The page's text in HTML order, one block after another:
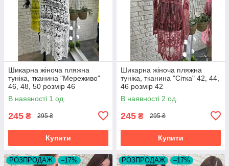
Шикарна жіноча пляжна
туніка, тканина "Мереживо"
46, 48, 50 розмір 46
В наявності 1 од.
245 ₴ 295 ₴
Купити
Шикарна жіноча пляжна
туніка, тканина "Сітка" 42, 44,
46 розмір 42
В наявності 2 од.
245 ₴ 295 ₴
Купити
РОЗПРОДАЖ –17% РОЗПРОДАЖ –17%